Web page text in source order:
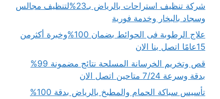
شركة تنظيف استراحات بالرياض بـ23%لتنظيف مجالس
وسجاد بالبخار وخدمة فورية
علاج الرطوبة فى الحوائط بضمان 100%وخبرة أكثرمن
15عامًا اتصل بنا الان
قص وتخريم الخرسانة المسلحة نتائج مضمونة 99%
بدقة وسرعة 7/24 متاحين اتصل الان
تأسيس سباكة الحمام والمطبخ بالرياض بدقة 100%